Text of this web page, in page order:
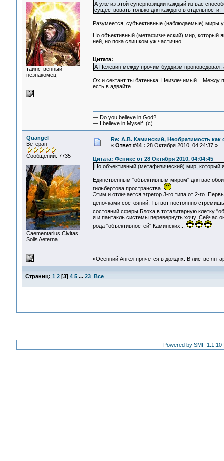
таинственный
незнакомец
А уже из этой суперпозиции каждый из вас
существовать только для каждого в отдельности.
Разумеется, субъективные (наблюдаемые) миры
Но объективный (метафизический) мир, который
ней, но пока слишком уж частично.
Цитата:
А Пелевин между прочим буддизм
Ох и сектант ты батенька. Неизлечимый... Между
есть в адвайте.
— Do you believe in God?
— I believe in Myself. (c)
Quangel
Ветеран
Сообщений: 7735
Сaementarius Civitas
Solis Aeterna
Re: А.В. Каминский, Необратимость как
« Ответ #44 : 28 Октября 2010, 04:24:37 »
Цитата: Феникс от 28 Октября 2010, 04:04:45
Но объективный (метафизический) мир, который
Единственным "объективным миром" для вас
гильбертова пространства.
Этим и отличается эгрегор 3-го типа от 2-го.
цепочками состояний. Ты вот постоянно
состояний сферы Блоха в тоталитарную клетку
я и пантакль системы перевернуть хочу. Сейчас
рода "объективностей" Каминских...
«Осенний Ангел прячется в дождях. В листве
Страниц: 1 2[3] 4 5 ... 23 Все
Powered by SMF 1.1.10